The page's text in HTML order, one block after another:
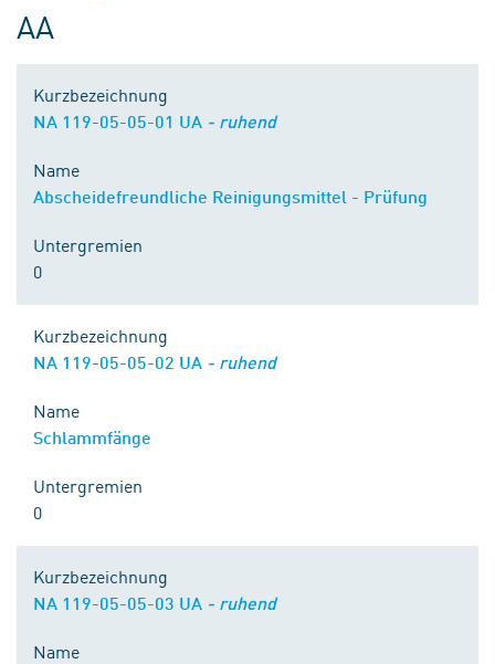
AA
Kurzbezeichnung
NA 119-05-05-01 UA - ruhend
Name
Abscheidefreundliche Reinigungsmittel - Prüfung
Untergremien
0
Kurzbezeichnung
NA 119-05-05-02 UA - ruhend
Name
Schlammfänge
Untergremien
0
Kurzbezeichnung
NA 119-05-05-03 UA - ruhend
Name